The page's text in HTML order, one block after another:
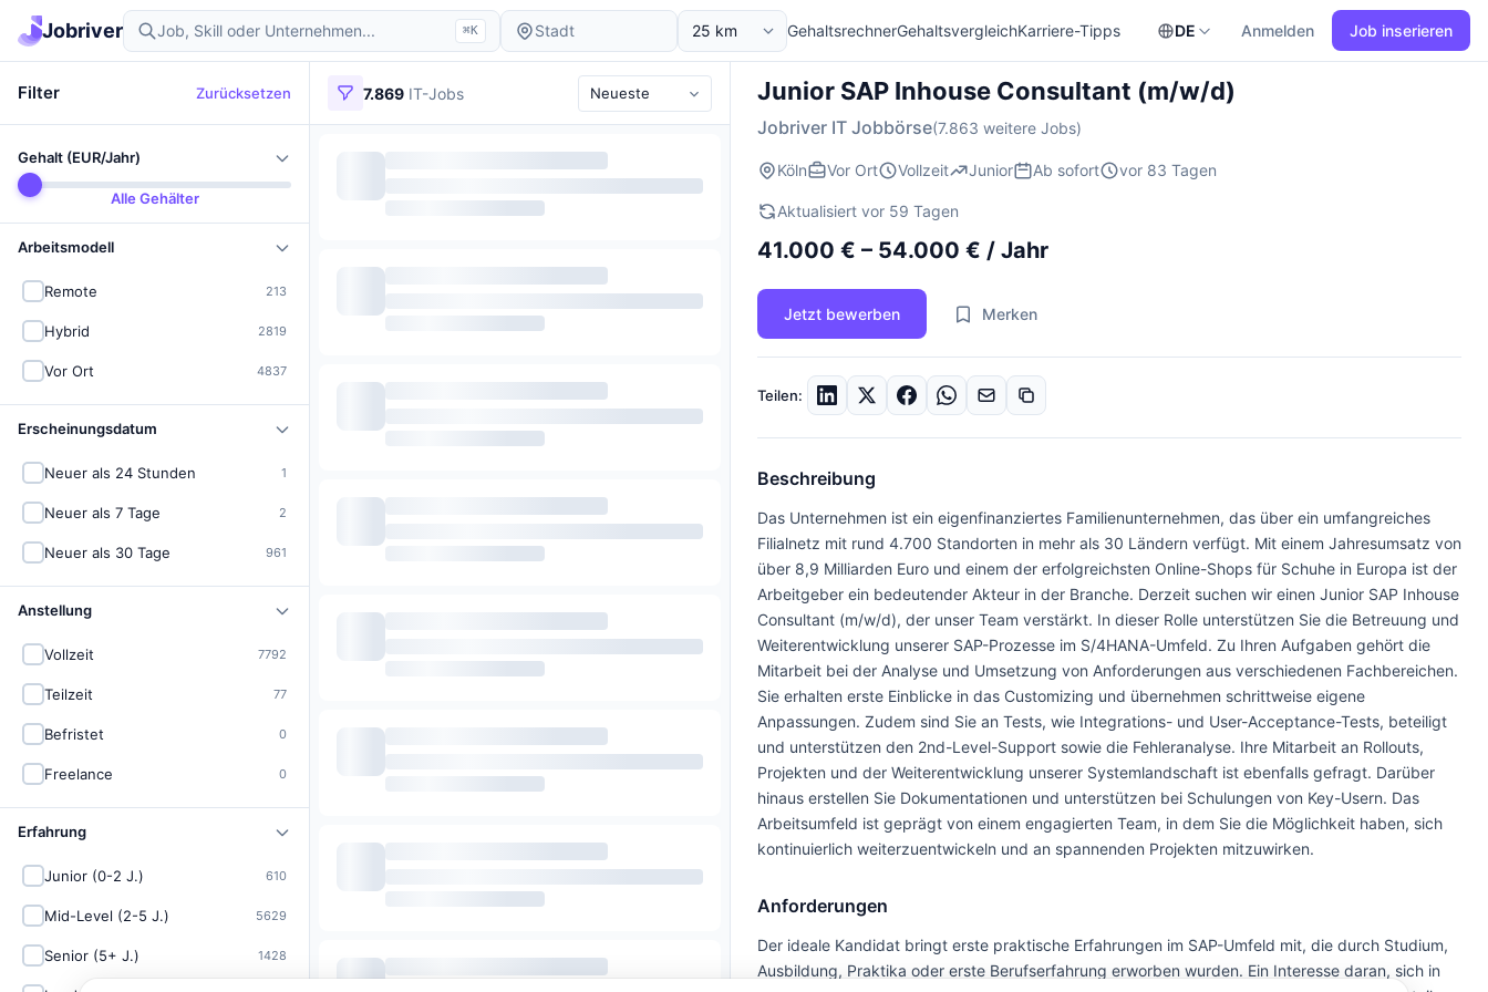
Jobriver ⌘K GehaltsrechnerGehaltsvergleichKarriere-Tipps DE Anmelden Job inserieren
Filter Zurücksetzen
Gehalt (EUR/Jahr)
Alle Gehälter
Arbeitsmodell
Remote 213
Hybrid 2819
Vor Ort 4837
Erscheinungsdatum
Neuer als 24 Stunden 1
Neuer als 7 Tage 2
Neuer als 30 Tage 961
Anstellung
Vollzeit 7792
Teilzeit 77
Befristet 0
Freelance 0
Erfahrung
Junior (0-2 J.) 610
Mid-Level (2-5 J.) 5629
Senior (5+ J.) 1428
7.869 IT-Jobs Junior SAP Inhouse Consultant (m/w/d)
Jobriver IT Jobbörse(7.863 weitere Jobs)
Köln Vor Ort Vollzeit Junior Ab sofort vor 83 Tagen
Aktualisiert vor 59 Tagen
41.000 € – 54.000 € / Jahr
Jetzt bewerben Merken
Teilen:
Beschreibung
Das Unternehmen ist ein eigenfinanziertes Familienunternehmen, das über ein umfangreiches
Filialnetz mit rund 4.700 Standorten in mehr als 30 Ländern verfügt. Mit einem Jahresumsatz von
über 8,9 Milliarden Euro und einem der erfolgreichsten Online-Shops für Schuhe in Europa ist der
Arbeitgeber ein bedeutender Akteur in der Branche. Derzeit suchen wir einen Junior SAP Inhouse
Consultant (m/w/d), der unser Team verstärkt. In dieser Rolle unterstützen Sie die Betreuung und
Weiterentwicklung unserer SAP-Prozesse im S/4HANA-Umfeld. Zu Ihren Aufgaben gehört die
Mitarbeit bei der Analyse und Umsetzung von Anforderungen aus verschiedenen Fachbereichen.
Sie erhalten erste Einblicke in das Customizing und übernehmen schrittweise eigene
Anpassungen. Zudem sind Sie an Tests, wie Integrations- und User-Acceptance-Tests, beteiligt
und unterstützen den 2nd-Level-Support sowie die Fehleranalyse. Ihre Mitarbeit an Rollouts,
Projekten und der Weiterentwicklung unserer Systemlandschaft ist ebenfalls gefragt. Darüber
hinaus erstellen Sie Dokumentationen und unterstützen bei Schulungen von Key-Usern. Das
Arbeitsumfeld ist geprägt von einem engagierten Team, in dem Sie die Möglichkeit haben, sich
kontinuierlich weiterzuentwickeln und an spannenden Projekten mitzuwirken.
Anforderungen
Der ideale Kandidat bringt erste praktische Erfahrungen im SAP-Umfeld mit, die durch Studium,
Ausbildung, Praktika oder erste Berufserfahrung erworben wurden. Ein Interesse daran, sich in